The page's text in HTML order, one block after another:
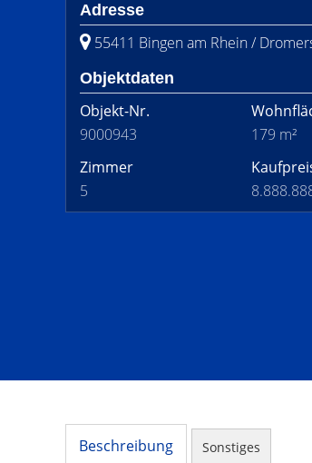
Adresse
55411 Bingen am Rhein /
Objektdaten
Objekt-Nr.
9000943
179 m²
Zimmer
5
Beschreibung Sonstiges